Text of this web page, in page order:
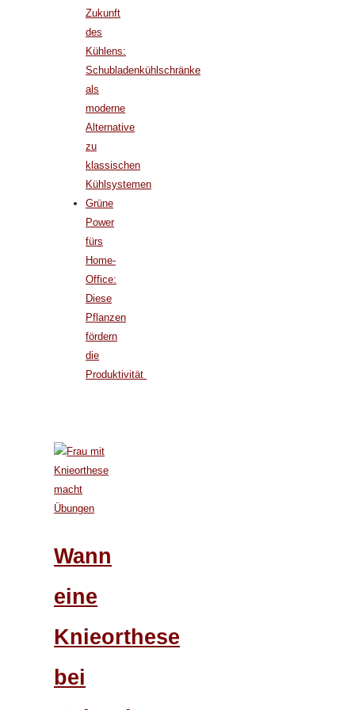
Zukunft
des
Kühlens:
Schubladenkühlschränke
als
moderne
Alternative
zu
klassischen
Kühlsystemen
Grüne
Power
fürs
Home-
Office:
Diese
Pflanzen
fördern
die
Produktivität
Wann
eine
Knieorthese
bei